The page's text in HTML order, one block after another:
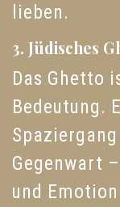
lieben.
3. Jüdisches
Das Ghetto
Bedeutung.
Gegenwart
und